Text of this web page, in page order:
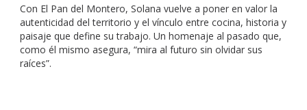
Con El Pan del Montero, Solana vuelve a poner en valor la
autenticidad del territorio y el vínculo entre cocina, historia y
paisaje que define su trabajo. Un homenaje al pasado que,
como él mismo asegura, “mira al futuro sin olvidar sus
raíces”.